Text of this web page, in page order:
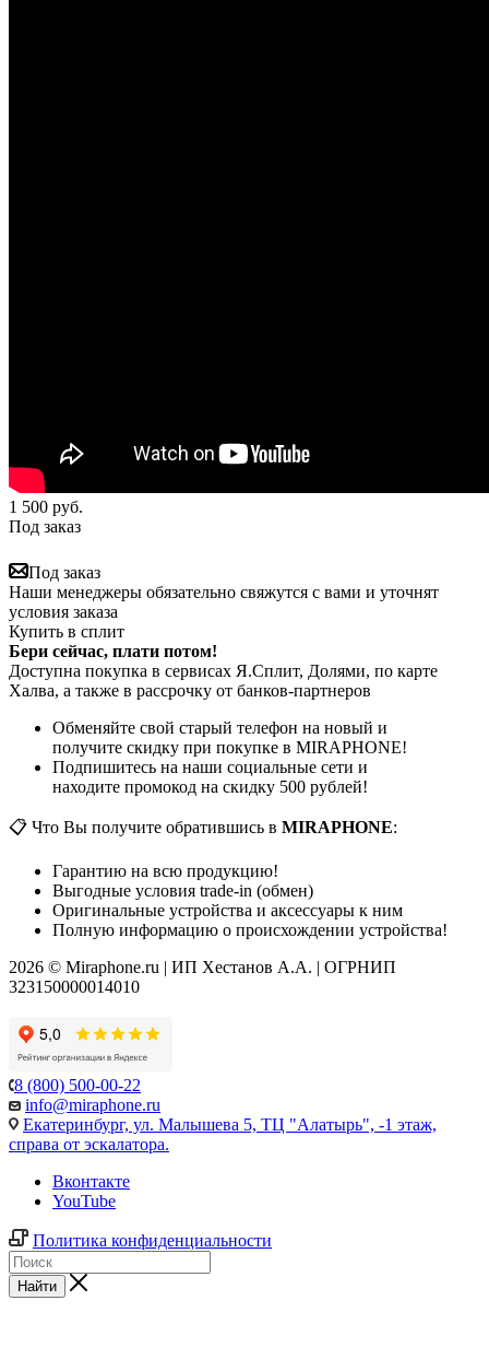
1 500 руб.
Под заказ
Под заказ
Наши менеджеры обязательно свяжутся с вами и уточнят
условия заказа
Купить в сплит
Бери сейчас, плати потом!
Доступна покупка в сервисах Я.Сплит, Долями, по карте
Халва, а также в рассрочку от банков-партнеров
Обменяйте свой старый телефон на новый и
получите скидку при покупке в MIRAPHONE!
Подпишитесь на наши социальные сети и
находите промокод на скидку 500 рублей!
📋 Что Вы получите обратившись в MIRAPHONE:
Гарантию на всю продукцию!
Выгодные условия trade-in (обмен)
Оригинальные устройства и аксессуары к ним
Полную информацию о происхождении устройства!
2026 © Miraphone.ru | ИП Хестанов А.А. | ОГРНИП
323150000014010
8 (800) 500-00-22
info@miraphone.ru
Екатеринбург, ул. Малышева 5, ТЦ "Алатырь", -1 этаж,
справа от эскалатора.
Вконтакте
YouTube
Политика конфиденциальности
Найти